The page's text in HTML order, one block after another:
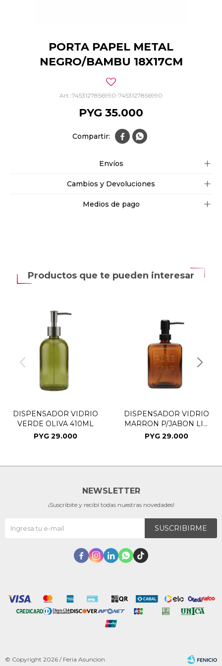
PORTA PAPEL METAL
NEGRO/BAMBU 18X17CM
7453127856990-7453127856990
PYG 35.000
 
Envíos
Cambios y Devoluciones
Medios de pago
Productos que te pueden interesar
DISPENSADOR VIDRIO
VERDE OLIVA 410ML
PYG 29.000
DISPENSADOR VIDRIO
MARRON P/JABON LIQ
570ML
PYG 29.000
NEWSLETTER
¡Suscribite y recibí todas nuestras novedades!
SUSCRIBIRME
    
© Copyright 2026 / Feria Asuncion